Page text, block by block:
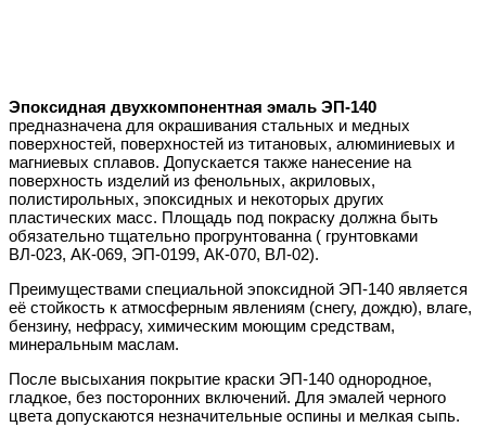
Эпоксидная двухкомпонентная эмаль ЭП-140
предназначена для окрашивания стальных и медных
поверхностей, поверхностей из титановых, алюминиевых и
магниевых сплавов. Допускается также нанесение на
поверхность изделий из фенольных, акриловых,
полистирольных, эпоксидных и некоторых других
пластических масс. Площадь под покраску должна быть
обязательно тщательно прогрунтованна ( грунтовками
ВЛ-023, АК-069, ЭП-0199, АК-070, ВЛ-02).
Преимуществами специальной эпоксидной ЭП-140 является
её стойкость к атмосферным явлениям (снегу, дождю), влаге,
бензину, нефрасу, химическим моющим средствам,
минеральным маслам.
После высыхания покрытие краски ЭП-140 однородное,
гладкое, без посторонних включений. Для эмалей черного
цвета допускаются незначительные оспины и мелкая сыпь.